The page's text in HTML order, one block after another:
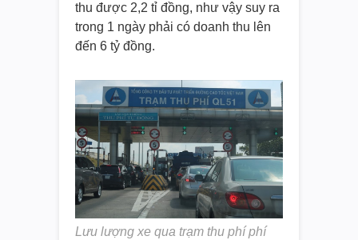
thu được 2,2 tỉ đồng, như vậy suy ra
trong 1 ngày phải có doanh thu lên
đến 6 tỷ đồng.
Lưu lượng xe qua trạm thu phí phí